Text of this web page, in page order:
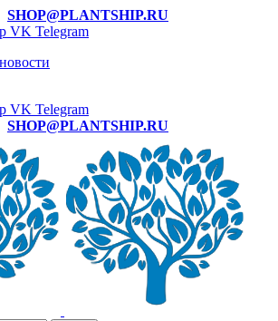
SHOP@PLANTSHIP.RU
VK Telegram
VK Telegram
SHOP@PLANTSHIP.RU